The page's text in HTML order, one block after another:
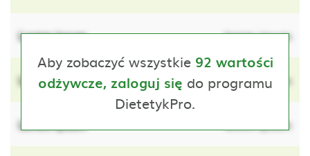
Lorem ipsum lorem ipsum
Lorem ipsum lorem ipsum
Lorem ipsum lorem ipsum
Aby zobaczyć wszystkie 92 wartości
odżywcze, zaloguj się do programu
DietetykPro.